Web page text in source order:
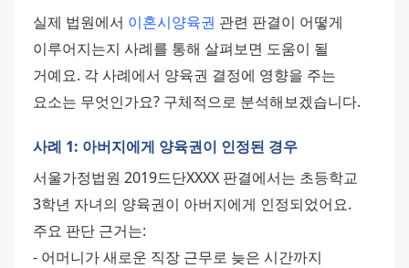
실제 법원에서 이혼시양육권 관련 판결이 어떻게
이루어지는지 사례를 통해 살펴보면 도움이 될
거예요. 각 사례에서 양육권 결정에 영향을 주는
요소는 무엇인가요? 구체적으로 분석해보겠습니다.
사례 1: 아버지에게 양육권이 인정된 경우
서울가정법원 2019드단XXXX 판결에서는 초등학교
3학년 자녀의 양육권이 아버지에게 인정되었어요.
주요 판단 근거는:
- 어머니가 새로운 직장 근무로 늦은 시간까지